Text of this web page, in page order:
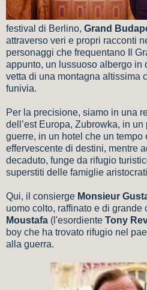
festival di Berlino, Grand
attraverso veri e propri racconti
personaggi che frequentano Il
appunto, un lussuoso albergo in
vetta di una montagna altissima
funivia.
Per la precisione, siamo in una
dell’est Europa, Zubrowka, in
guerre, in un hotel che un tempo
effervescente di destini, mentre
decaduto, funge da rifugio
superstiti delle famiglie
Qui, il consierge Monsieur
uomo colto, raffinato e di grande
Moustafa (l'esordiente Tony
boy che ha trovato rifugio nel
alla guerra.